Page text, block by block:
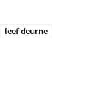
leef deurne